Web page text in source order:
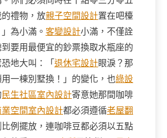
禮物，放親子空間設計置在吧檯
為小滿。 客變設計小滿，不僅詮
要用最便宜的鈔票換取水瓶座的
地大叫：「 退休宅設計眼淚？那
一棟別墅換！」的變化，也綠設
民生社區室內設計寄意她那間咖啡
業空間室內設計都必須遵循老屋翻
例擺放，連咖啡豆都必須以五點